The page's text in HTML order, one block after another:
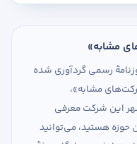
مشابه»
رسمی گردآوری شده
مشابه»،
این شرکت معرفی
هستید، می‌توانید